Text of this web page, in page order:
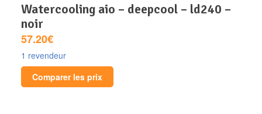
watercooling aio – deepcool – ld240 –
noir
57.20€
1 revendeur
Comparer les prix